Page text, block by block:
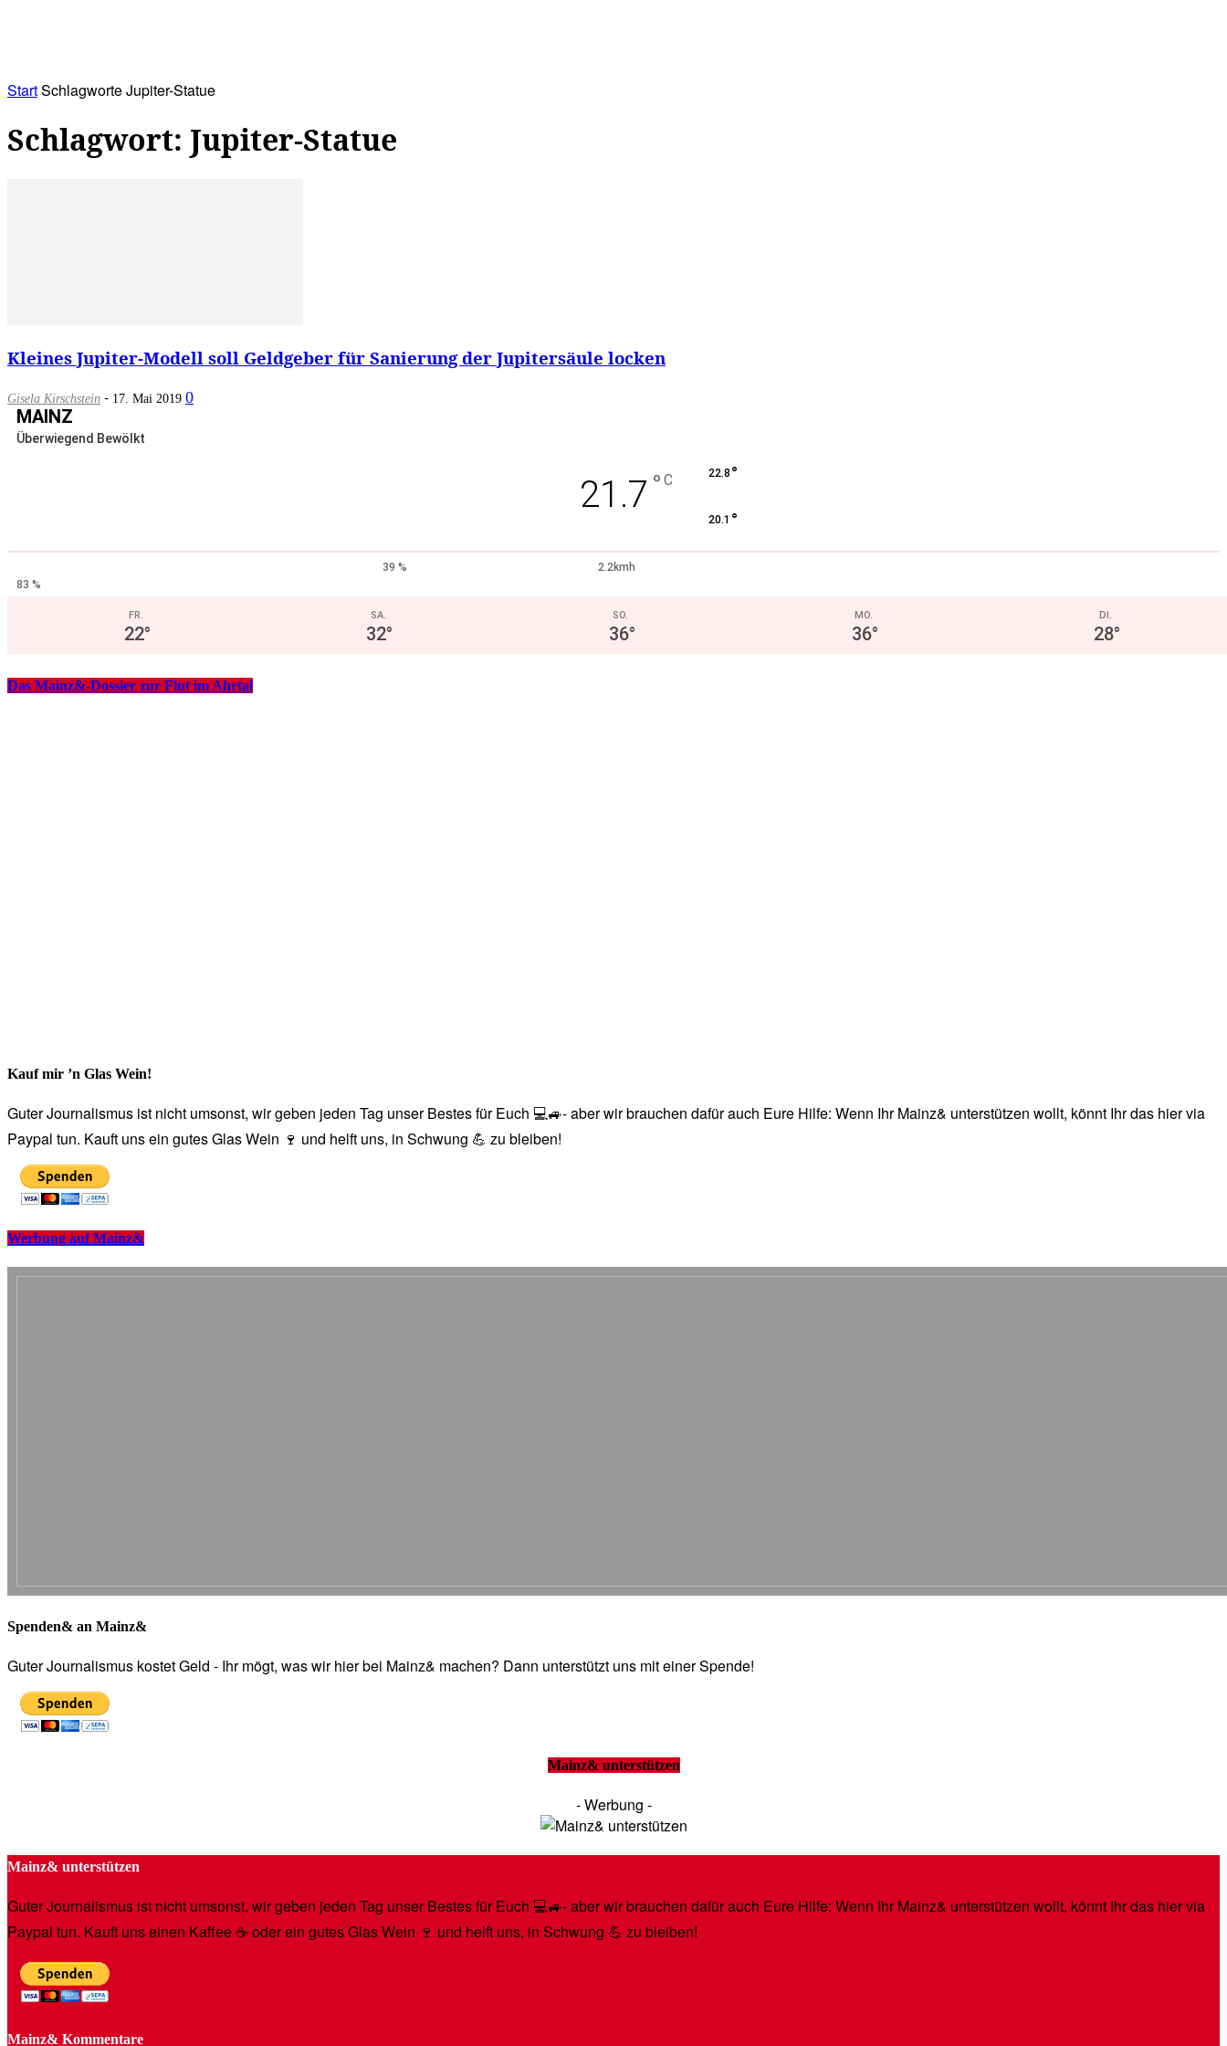
StartSchlagworteJupiter-Statue
Schlagwort: Jupiter-Statue
Kleines Jupiter-Modell soll Geldgeber für Sanierung der Jupitersäule locken
Gisela Kirschstein - 17. Mai 2019 0
MAINZ
Überwiegend Bewölkt
21.7 ° C 22.8 °
20.1 °
39 %
2.2kmh
83 %
FR.
22°
SA.
32°
SO.
36°
MO.
36°
DI.
28°
Das Mainz&-Dossier zur Flut im Ahrtal
Kauf mir ’n Glas Wein!
Guter Journalismus ist nicht umsonst, wir geben jeden Tag unser Bestes für Euch 💻🚙- aber wir brauchen dafür auch Eure Hilfe: Wenn Ihr Mainz& unterstützen wollt, könnt Ihr das hier via
Paypal tun. Kauft uns ein gutes Glas Wein 🍷 und helft uns, in Schwung 💪 zu bleiben!
Werbung auf Mainz&
Spenden& an Mainz&
Guter Journalismus kostet Geld - Ihr mögt, was wir hier bei Mainz& machen? Dann unterstützt uns mit einer Spende!
Mainz& unterstützen
- Werbung -
Mainz& unterstützen
Guter Journalismus ist nicht umsonst, wir geben jeden Tag unser Bestes für Euch 💻🚙- aber wir brauchen dafür auch Eure Hilfe: Wenn Ihr Mainz& unterstützen wollt, könnt Ihr das hier via
Paypal tun. Kauft uns einen Kaffee ☕️ oder ein gutes Glas Wein 🍷 und helft uns, in Schwung 💪 zu bleiben!
Mainz& Kommentare